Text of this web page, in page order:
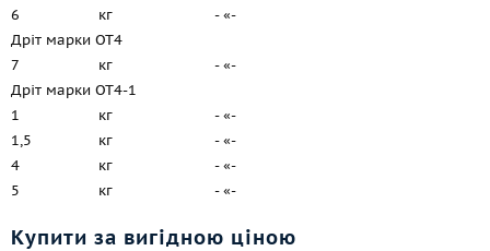
6
кг
- «-
Дріт марки ОТ4
7
кг
- «-
Дріт марки ОТ4-1
1
кг
- «-
1,5
кг
- «-
4
кг
- «-
5
кг - «-
Купити за вигідною ціною